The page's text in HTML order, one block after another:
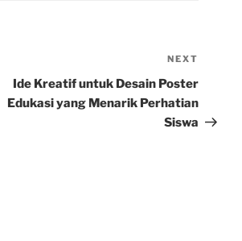
Post
NEXT
Ide Kreatif untuk Desain Poster
Edukasi yang Menarik Perhatian
Siswa